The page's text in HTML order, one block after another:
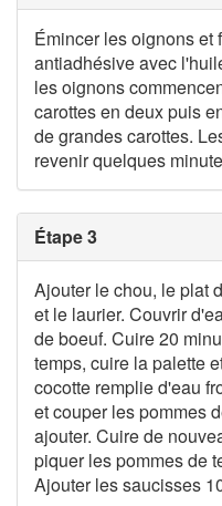
Émincer les oignons et
antiadhésive avec
les oignons
carottes en deux puis
de grandes carottes.
revenir quelques
Étape 3
Ajouter le chou, le plat
et le laurier. Couvrir
de boeuf. Cuire 20
temps, cuire la palette
cocotte remplie d'eau
et couper les pommes
ajouter. Cuire de
piquer les pommes de
Ajouter les saucisses